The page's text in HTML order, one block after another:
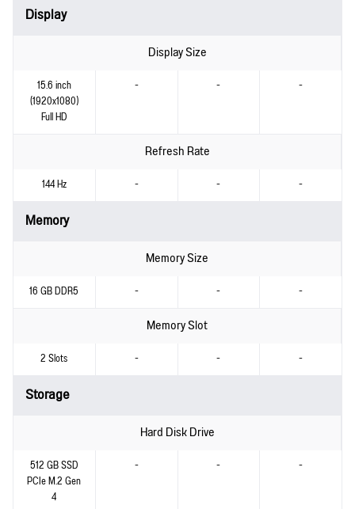
Display
Display Size
15.6 inch
(1920x1080)
Full HD
- - -
Refresh Rate
144 Hz - - -
Memory
Memory Size
16 GB DDR5 - - -
Memory Slot
2 Slots - - -
Storage
Hard Disk Drive
512 GB SSD
PCIe M.2 Gen
4
- - -